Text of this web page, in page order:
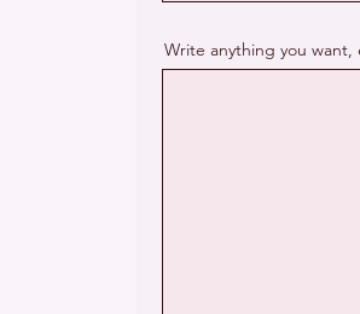
Write anything you want,